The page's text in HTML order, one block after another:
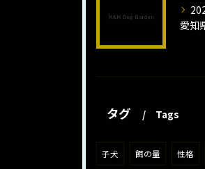
タグ Tags
子犬 餌の量 性格